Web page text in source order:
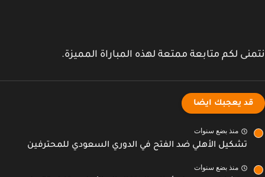
لكم متابعة ممتعة لهذه المباراة المميزة.
قد يعجبك ايضا
منذ بضع سنوات
تشكيل الأهلي ضد الفتح في الدوري السعودي للمحترفين
منذ بضع سنوات